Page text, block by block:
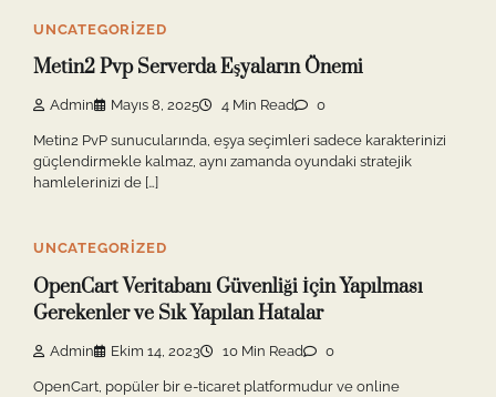
UNCATEGORIZED
Metin2 Pvp Serverda Eşyaların Önemi
Admin Mayıs 8, 2025 4 Min Read 0
Metin2 PvP sunucularında, eşya seçimleri sadece karakterinizi
güçlendirmekle kalmaz, aynı zamanda oyundaki stratejik
hamlelerinizi de […]
UNCATEGORIZED
OpenCart Veritabanı Güvenliği İçin Yapılması
Gerekenler ve Sık Yapılan Hatalar
Admin Ekim 14, 2023 10 Min Read 0
OpenCart, popüler bir e-ticaret platformudur ve online